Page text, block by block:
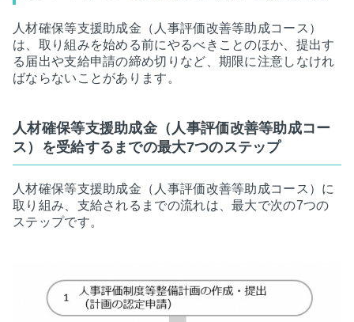
人材確保等支援助成金（人事評価改善等助成コース）
は、取り組みを始める前にやるべきことのほか、提出す
る届出や支給申請の締め切りなど、期限に注意しなけれ
ばならないことがあります。
人材確保等支援助成金（人事評価改善等助成コー
ス）を受給するまでの最大7つのステップ
人材確保等支援助成金（人事評価改善等助成コース）に
取り組み、支給されるまでの流れは、最大で次の7つの
ステップです。